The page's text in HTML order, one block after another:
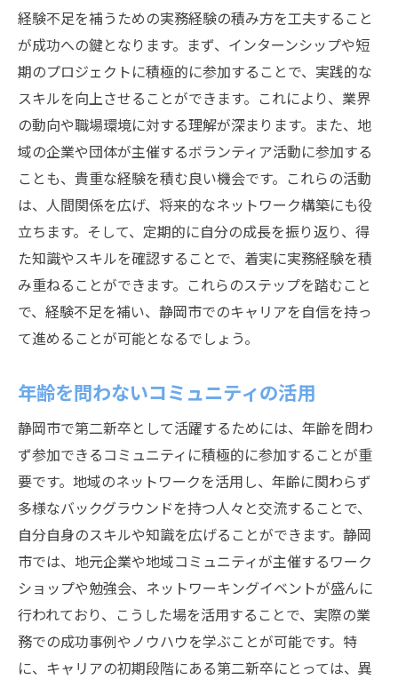
経験不足を補うための実務経験の積み方を工夫すること
が成功への鍵となります。まず、インターンシップや短
期のプロジェクトに積極的に参加することで、実践的な
スキルを向上させることができます。これにより、業界
の動向や職場環境に対する理解が深まります。また、地
域の企業や団体が主催するボランティア活動に参加する
ことも、貴重な経験を積む良い機会です。これらの活動
は、人間関係を広げ、将来的なネットワーク構築にも役
立ちます。そして、定期的に自分の成長を振り返り、得
た知識やスキルを確認することで、着実に実務経験を積
み重ねることができます。これらのステップを踏むこと
で、経験不足を補い、静岡市でのキャリアを自信を持っ
て進めることが可能となるでしょう。
年齢を問わないコミュニティの活用
静岡市で第二新卒として活躍するためには、年齢を問わ
ず参加できるコミュニティに積極的に参加することが重
要です。地域のネットワークを活用し、年齢に関わらず
多様なバックグラウンドを持つ人々と交流することで、
自分自身のスキルや知識を広げることができます。静岡
市では、地元企業や地域コミュニティが主催するワーク
ショップや勉強会、ネットワーキングイベントが盛んに
行われており、こうした場を活用することで、実際の業
務での成功事例やノウハウを学ぶことが可能です。特
に、キャリアの初期段階にある第二新卒にとっては、異